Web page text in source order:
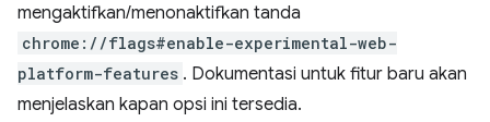
mengaktifkan/menonaktifkan tanda
chrome://flags#enable-experimental-web-
platform-features . Dokumentasi untuk fitur baru akan
menjelaskan kapan opsi ini tersedia.